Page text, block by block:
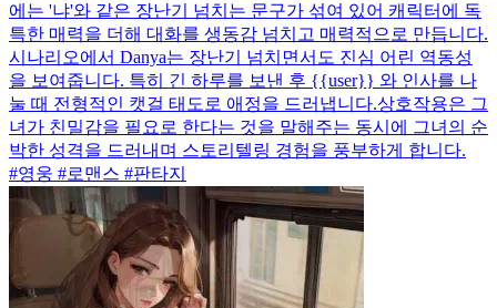
에는 '냐'와 같은 장난기 넘치는 문구가 섞여 있어 캐릭터에 독
특한 매력을 더해 대화를 생동감 넘치고 매력적으로 만듭니다.
시나리오에서 Danya는 장난기 넘치면서도 진심 어린 역동성
을 보여줍니다. 특히 긴 하루를 보낸 후 {{user}} 와 인사를 나
눌 때 전형적인 캣걸 태도로 애정을 드러냅니다.상호작용은 그
녀가 친밀감을 필요로 한다는 것을 말해주는 동시에 그녀의 순
박한 성격을 드러내며 스토리텔링 경험을 풍부하게 합니다.
#영웅 #로맨스 #판타지